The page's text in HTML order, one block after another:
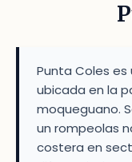
Punta Coles
ubicada en la
moqueguano.
un rompeolas
costera en